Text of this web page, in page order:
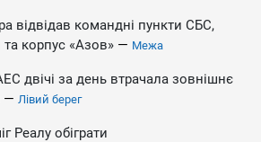
відвідав командні пункти СБС,
та корпус «Азов» — Межа
двічі за день втрачала зовнішнє
— Лівий берег
Реалу обіграти